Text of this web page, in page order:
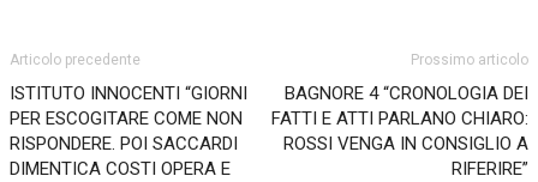
Articolo precedente
ISTITUTO INNOCENTI “GIORNI
PER ESCOGITARE COME NON
RISPONDERE. POI SACCARDI
DIMENTICA COSTI OPERA E
Prossimo articolo
BAGNORE 4 “CRONOLOGIA DEI
FATTI E ATTI PARLANO CHIARO:
ROSSI VENGA IN CONSIGLIO A
RIFERIRE”